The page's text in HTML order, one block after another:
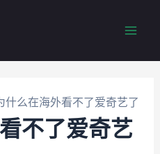
什么在海外看不了爱奇艺了
不了爱奇艺